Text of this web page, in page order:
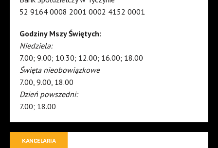
52 9164 0008 2001 0002 4152 0001
Godziny Mszy Świętych:
Niedziela:
7.00; 9.00; 10.30; 12.00; 16.00; 18.00
Święta nieobowiązkowe
7.00, 9.00, 18.00
Dzień powszedni:
7.00; 18.00
KANCELARIA